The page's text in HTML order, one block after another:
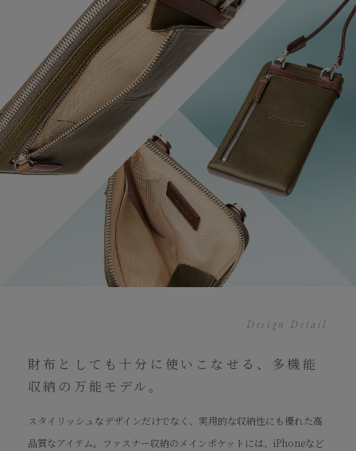
Design Detail
財布としても十分に使いこなせる、多機能
収納の万能モデル。
スタイリッシュなデザインだけでなく、実用的な収納性にも優れた高
品質なアイテム。ファスナー収納のメインポケットには、iPhoneなど